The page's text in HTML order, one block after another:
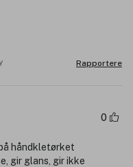
Rapportere
0
håndkletørket
gir glans, gir ikke